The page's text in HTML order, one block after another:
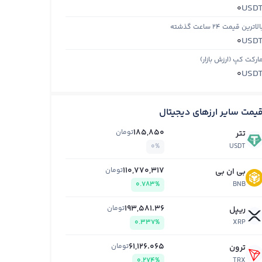
0
قیمت ۲۴ ساعت گذشته
0
مارکت کپ (ارزش بازار)
0
قیمت سایر ارزهای دیجیتال
تتر
USDT
185,850تومان
0%
بی ان بی
BNB
110,770,317تومان
0.783%
ریپل
XRP
193,581.36تومان
0.337%
ترون 61,126.065تومان